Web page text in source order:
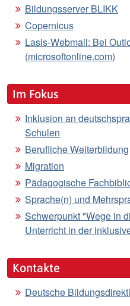
Bildungsserver BLIKK
Copernicus
Lasis-Webmail: Bei
(microsoftonline.com)
Im Fokus
Inklusion an
Schulen
Berufliche Weiterbildung
Migration
Pädagogische
Sprache(n) und
Schwerpunkt "Wege in
Unterricht in der
Kontakte
Deutsche